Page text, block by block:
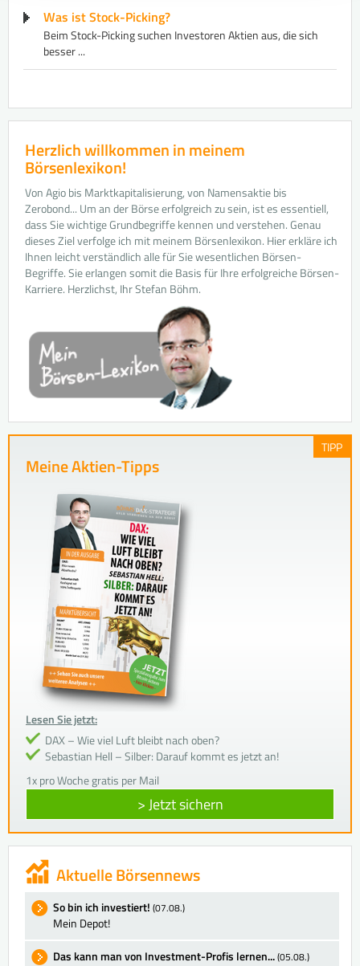
Was ist Stock-Picking?
​Beim Stock-Picking suchen Investoren ​Aktie​n aus, die sich
besser ...
Herzlich willkommen in meinem
Börsenlexikon!
Von Agio bis Marktkapitalisierung, von Namensaktie bis
Zerobond... Um an der Börse erfolgreich zu sein, ist es essentiell,
dass Sie wichtige Grundbegriffe kennen und verstehen. Genau
dieses Ziel verfolge ich mit meinem Börsenlexikon. Hier erkläre ich
Ihnen leicht verständlich alle für Sie wesentlichen Börsen-
Begriffe. Sie erlangen somit die Basis für Ihre erfolgreiche Börsen-
Karriere. Herzlichst, Ihr Stefan Böhm.
TIPP
Meine Aktien-Tipps
Lesen Sie jetzt:
DAX – Wie viel Luft bleibt nach oben?
Sebastian Hell – Silber: Darauf kommt es jetzt an!
1x pro Woche gratis per Mail
> Jetzt sichern
Aktuelle Börsennews
So bin ich investiert! (07.08.)
Mein Depot!
Das kann man von Investment-Profis lernen...(05.08.)